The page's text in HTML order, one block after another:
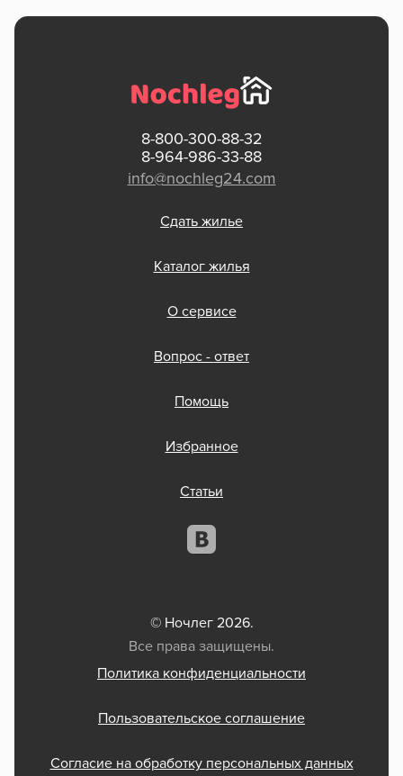
8-800-300-88-32
8-964-986-33-88
info@nochleg24.com
Сдать жилье
Каталог жилья
О сервисе
Вопрос - ответ
Помощь
Избранное
Статьи
© Ночлег 2026.
Все права защищены.
Политика конфиденциальности
Пользовательское соглашение
Согласие на обработку персональных данных